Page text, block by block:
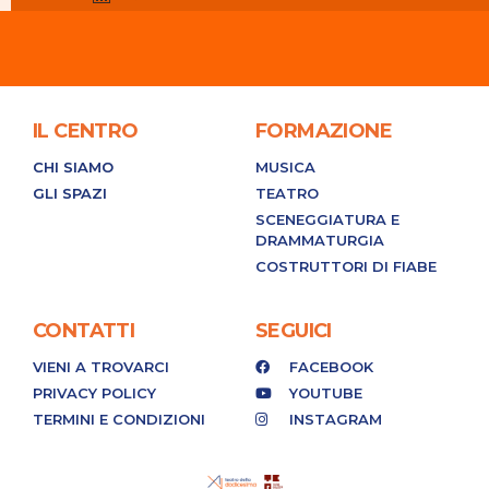
IL CENTRO
CHI SIAMO
GLI SPAZI
FORMAZIONE
MUSICA
TEATRO
SCENEGGIATURA E
DRAMMATURGIA
COSTRUTTORI DI FIABE
CONTATTI
VIENI A TROVARCI
PRIVACY POLICY
TERMINI E CONDIZIONI
SEGUICI
FACEBOOK
YOUTUBE
INSTAGRAM